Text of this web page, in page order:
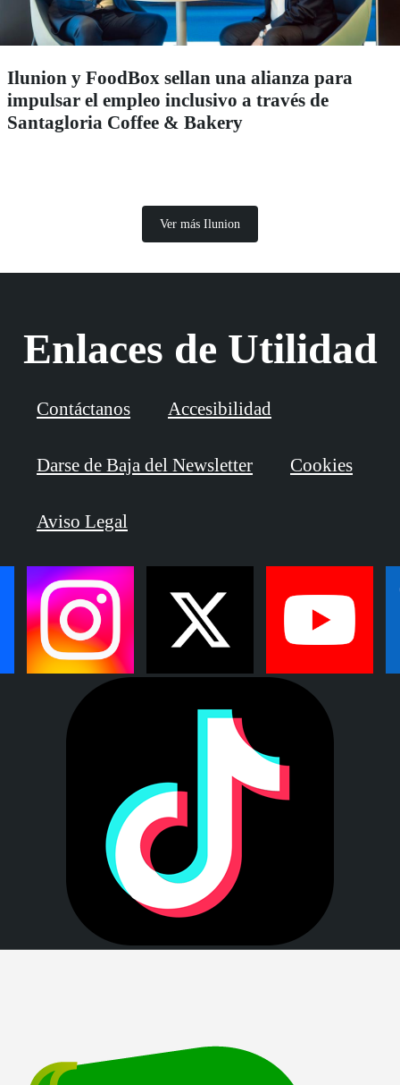
Ilunion y FoodBox sellan una alianza para
impulsar el empleo inclusivo a través de
Santagloria Coffee & Bakery
Ver más Ilunion
Enlaces de Utilidad
Contáctanos Accesibilidad
Darse de Baja del Newsletter Cookies
Aviso Legal